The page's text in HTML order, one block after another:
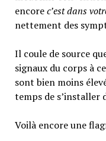
encorec’est dans
nettement des
Il coule de source
signaux du corps à
sont bien moins
temps de s’installer
Voilà encore une